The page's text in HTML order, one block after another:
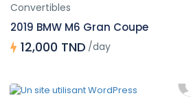
Convertibles
2019 BMW M6 Gran Coupe
12,000 TND /day